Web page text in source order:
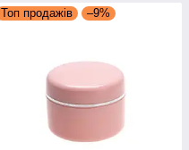
Топ продажів –9%